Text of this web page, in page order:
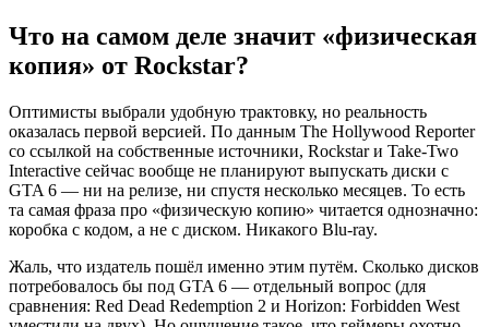
Что на самом деле значит «физическая
копия» от Rockstar?
Оптимисты выбрали удобную трактовку, но реальность
оказалась первой версией. По данным The Hollywood Reporter
со ссылкой на собственные источники, Rockstar и Take-Two
Interactive сейчас вообще не планируют выпускать диски с
GTA 6 — ни на релизе, ни спустя несколько месяцев. То есть
та самая фраза про «физическую копию» читается однозначно:
коробка с кодом, а не с диском. Никакого Blu-ray.
Жаль, что издатель пошёл именно этим путём. Сколько дисков
потребовалось бы под GTA 6 — отдельный вопрос (для
сравнения: Red Dead Redemption 2 и Horizon: Forbidden West